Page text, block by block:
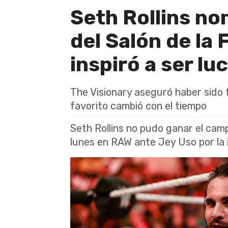
Seth Rollins
del Salón de la
inspiró a ser
The Visionary aseguró haber
favorito cambió con el tiempo
Seth Rollins no pudo ganar el
lunes en RAW ante Jey Uso por